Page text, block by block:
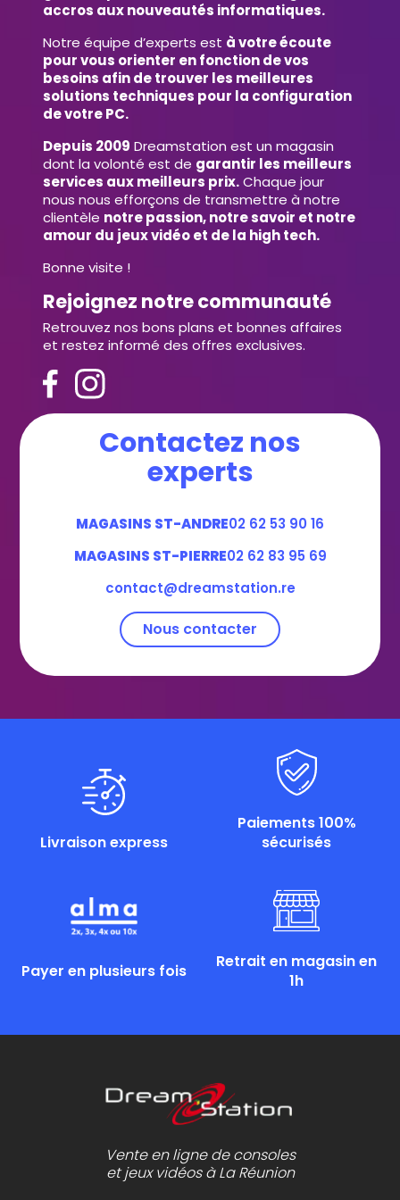
accros aux nouveautés informatiques.
Notre équipe d’experts est à votre écoute
pour vous orienter en fonction de vos
besoins afin de trouver les meilleures
solutions techniques pour la configuration
de votre PC.
Depuis 2009 Dreamstation est un magasin
dont la volonté est de garantir les meilleurs
services aux meilleurs prix.Chaque jour
nous nous efforçons de transmettre à notre
clientèle notre passion, notre savoir et notre
amour du jeux vidéo et de la high tech.
Bonne visite !
Rejoignez notre communauté
Retrouvez nos bons plans et bonnes affaires
et restez informé des offres exclusives.
Contactez nos
experts
MAGASINS ST-ANDRE02 62 53 90 16
MAGASINS ST-PIERRE02 62 83 95 69
contact@dreamstation.re
Nous contacter
Livraison express
Paiements 100%
sécurisés
Payer en plusieurs fois
Retrait en magasin en
1h
Vente en ligne de consoles
et jeux vidéos à La Réunion